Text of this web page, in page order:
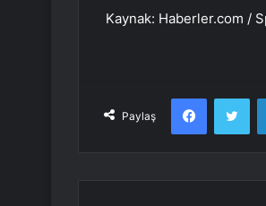
Kaynak: Haberler.com /
Paylaş
Facebook